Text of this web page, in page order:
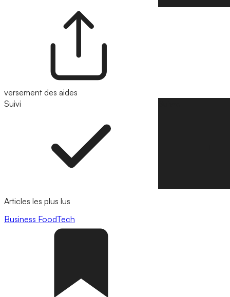
versement des aides
Suivi
Articles les plus lus
Business FoodTech